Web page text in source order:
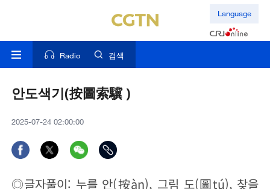
Language
Radio 검색
안도색기(按圖索驥 )
2025-07-24 02:00:00
◎글자풀이: 누를 안(按àn), 그림 도(圖tú), 찾을